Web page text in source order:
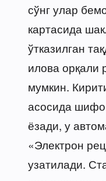
сўнг улар
картасида
ўтказилган
илова
мумкин.
асосида
ёзади, у
«Электрон
узатилади.